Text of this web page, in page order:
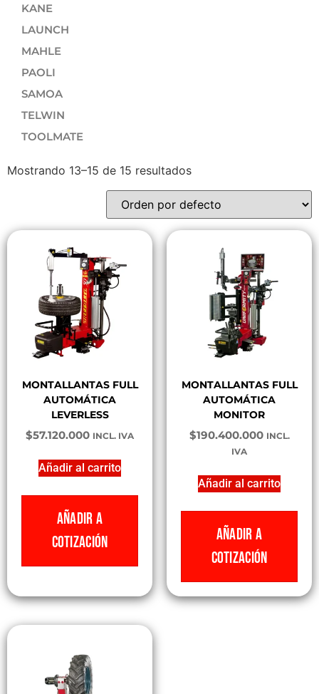
KANE
LAUNCH
MAHLE
PAOLI
SAMOA
TELWIN
TOOLMATE
Mostrando 13–15 de 15 resultados
MONTALLANTAS FULL
AUTOMÁTICA
LEVERLESS
$57.120.000 INCL. IVA
Añadir al carrito
AÑADIR A
COTIZACIÓN
MONTALLANTAS FULL
AUTOMÁTICA
MONITOR
$190.400.000 INCL.
IVA
Añadir al carrito
AÑADIR A
COTIZACIÓN